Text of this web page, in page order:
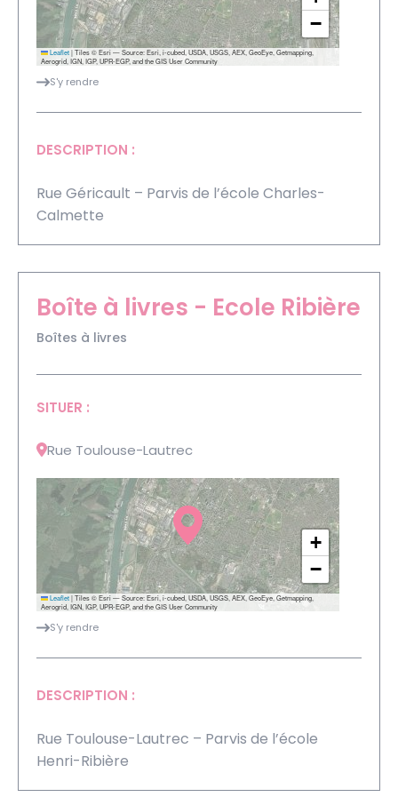
−
Leaflet |Tiles © Esri — Source: Esri, i-cubed, USDA, USGS, AEX, GeoEye, Getmapping,
Aerogrid, IGN, IGP, UPR-EGP, and the GIS User Community
S'y rendre
DESCRIPTION :
Rue Géricault – Parvis de l’école Charles-
Calmette
Boîte à livres - Ecole Ribière
Boîtes à livres
SITUER :
Rue Toulouse-Lautrec
+
−
Leaflet |Tiles © Esri — Source: Esri, i-cubed, USDA, USGS, AEX, GeoEye, Getmapping,
Aerogrid, IGN, IGP, UPR-EGP, and the GIS User Community
S'y rendre
DESCRIPTION :
Rue Toulouse-Lautrec – Parvis de l’école
Henri-Ribière